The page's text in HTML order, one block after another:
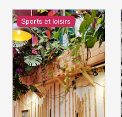
Sports et loisirs